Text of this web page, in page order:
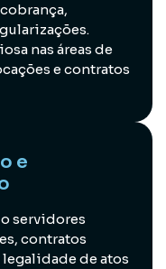
nas áreas de
e contratos
e
servidores
contratos
de atos